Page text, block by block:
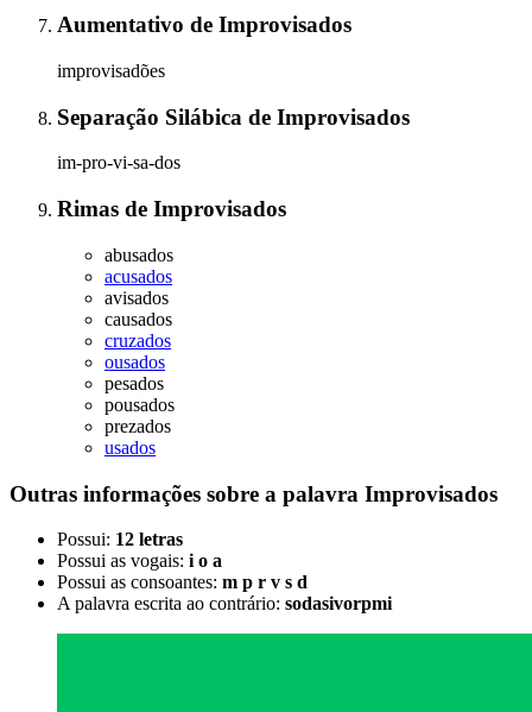
Aumentativo de Improvisados
improvisadões
Separação Silábica de Improvisados
im-pro-vi-sa-dos
Rimas de Improvisados
abusados
acusados
avisados
causados
cruzados
ousados
pesados
pousados
prezados
usados
Outras informações sobre a palavra Improvisados
Possui: 12 letras
Possui as vogais: i o a
Possui as consoantes: m p r v s d
A palavra escrita ao contrário: sodasivorpmi